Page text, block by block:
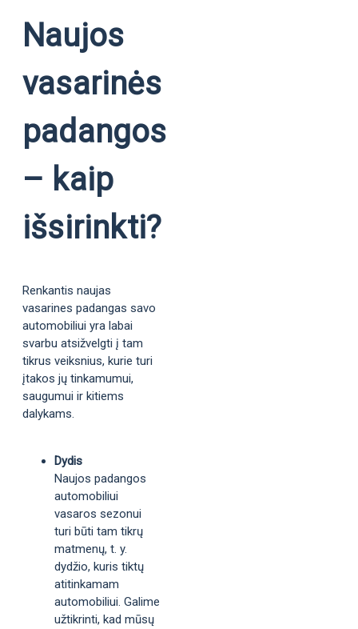
Naujos
vasarinės
padangos
– kaip
išsirinkti?
Renkantis naujas
vasarines padangas savo
automobiliui yra labai
svarbu atsižvelgti į tam
tikrus veiksnius, kurie turi
įtakos jų tinkamumui,
saugumui ir kitiems
dalykams.
Dydis
Naujos padangos
automobiliui
vasaros sezonui
turi būti tam tikrų
matmenų, t. y.
dydžio, kuris tiktų
atitinkamam
automobiliui. Galime
užtikrinti, kad mūsų